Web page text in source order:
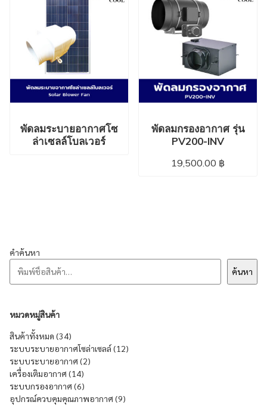
พัดลมระบายอากาศโซ
ล่าเซลล์โบลเวอร์
พัดลมกรองอากาศ รุ่น
PV200-INV
19,500.00 ฿
คำค้นหา
ค้นหา
หมวดหมู่สินค้า
สินค้าทั้งหมด 3434 products
ระบบระบายอากาศโซล่าเซลล์ 1212 products
ระบบระบายอากาศ 22 products
เครื่องเติมอากาศ 1414 products
ระบบกรองอากาศ 66 products
อุปกรณ์ควบคุมคุณภาพอากาศ 99 products